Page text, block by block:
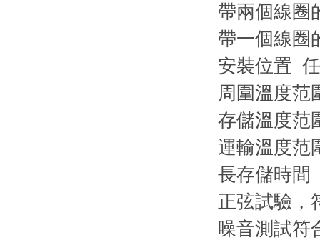
帶兩個線圈
帶一個線圈
安裝位置
周圍溫度范
存儲溫度范
運輸溫度范
長存儲時間
正弦試驗
噪音測試符